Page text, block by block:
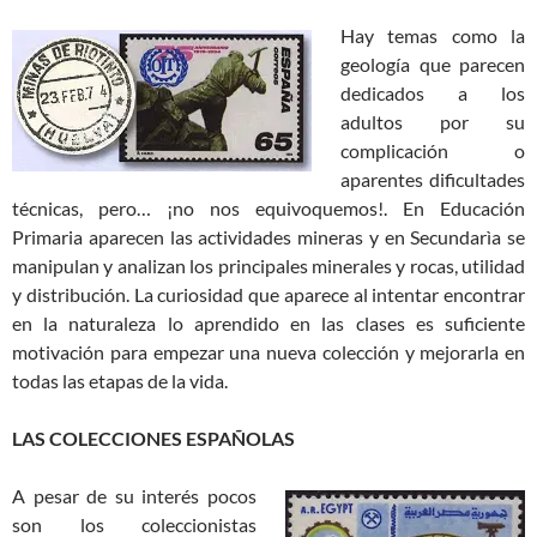
Hay temas como la
geología que parecen
dedicados a los
adultos por su
complicación o
aparentes dificultades
técnicas, pero… ¡no nos equivoquemos!. En Educación
Primaria aparecen las actividades mineras y en Secundarìa se
manipulan y analizan los principales minerales y rocas, utilidad
y distribución. La curiosidad que aparece al intentar encontrar
en la naturaleza lo aprendido en las clases es suficiente
motivación para empezar una nueva colección y mejorarla en
todas las etapas de la vida.
LAS COLECCIONES ESPAÑOLAS
A pesar de su interés pocos
son los coleccionistas